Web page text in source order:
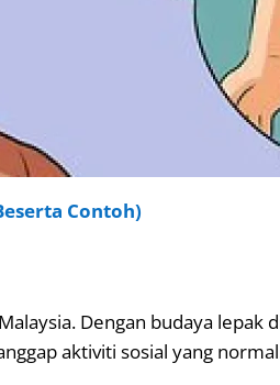
Contoh)
Dengan budaya
aktiviti sosial yang